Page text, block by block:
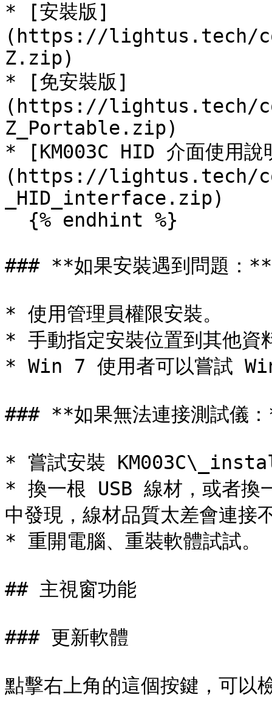
* [安裝版]
(https://lightus.tech/
Z.zip)
* [免安裝版]
(https://lightus.tech/
Z_Portable.zip)
* [KM003C HID 介面使用說
(https://lightus.tech/
_HID_interface.zip)
### **如果安裝遇到問題：**
* 使用管理員權限安裝。
* 手動指定安裝位置到其他資
* Win 7 使用者可以嘗試
### **如果無法連接測試儀
* 嘗試安裝
* 換一根 USB 線材，或者換
中發現，線材品質太差會連接
* 重開電腦、重裝軟體試試。
## 主視窗功能
### 更新軟體
點擊右上角的這個按鍵，可